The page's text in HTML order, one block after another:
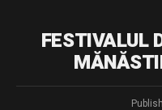
FESTIVALUL